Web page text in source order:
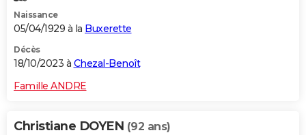
Naissance
05/04/1929 à la Buxerette
Décès
18/10/2023 à Chezal-Benoît
Famille ANDRE
Christiane DOYEN (92 ans)